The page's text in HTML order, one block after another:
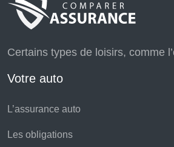
Certains types de loisirs, comme
Votre auto
L’assurance auto
Les obligations